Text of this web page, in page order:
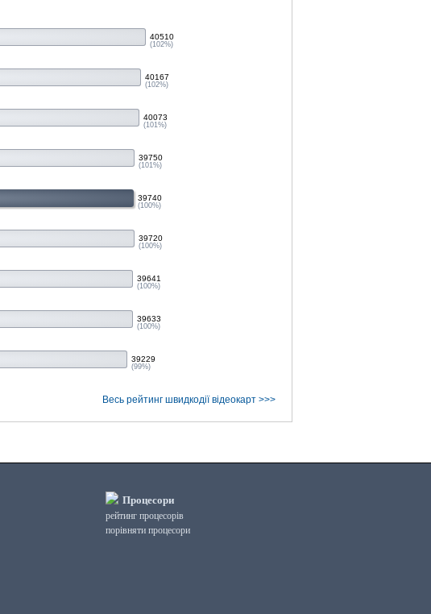
40510
(102%)
40167
(102%)
40073
(101%)
39750
(101%)
39740
(100%)
39720
(100%)
39641
(100%)
39633
(100%)
39229
(99%)
Весь рейтинг швидкодії відеокарт >>>
Процесори
рейтинг процесорів
порівняти процесори